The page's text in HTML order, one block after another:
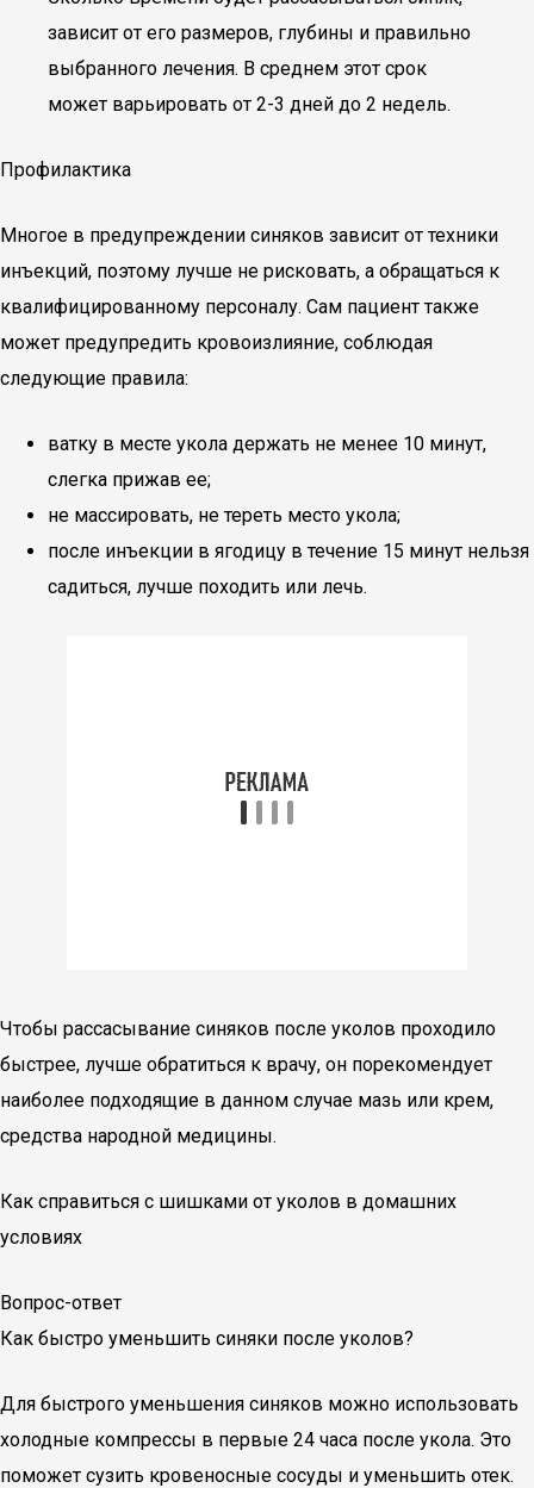
зависит от его размеров, глубины и правильно
выбранного лечения. В среднем этот срок
может варьировать от 2-3 дней до 2 недель.
Профилактика
Многое в предупреждении синяков зависит от техники
инъекций, поэтому лучше не рисковать, а обращаться к
квалифицированному персоналу. Сам пациент также
может предупредить кровоизлияние, соблюдая
следующие правила:
ватку в месте укола держать не менее 10 минут,
слегка прижав ее;
не массировать, не тереть место укола;
после инъекции в ягодицу в течение 15 минут нельзя
садиться, лучше походить или лечь.
Чтобы рассасывание синяков после уколов проходило
быстрее, лучше обратиться к врачу, он порекомендует
наиболее подходящие в данном случае мазь или крем,
средства народной медицины.
Как справиться с шишками от уколов в домашних
условиях
Вопрос-ответ
Как быстро уменьшить синяки после уколов?
Для быстрого уменьшения синяков можно использовать
холодные компрессы в первые 24 часа после укола. Это
поможет сузить кровеносные сосуды и уменьшить отек.